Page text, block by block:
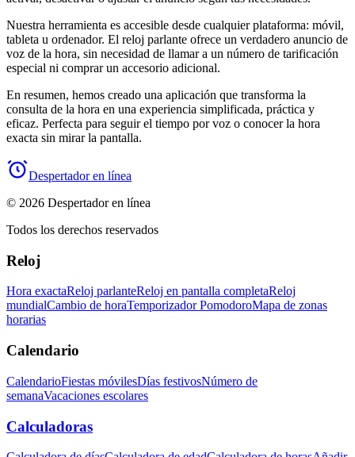
Nuestra herramienta es accesible desde cualquier plataforma: móvil,
tableta u ordenador. El reloj parlante ofrece un verdadero anuncio de
voz de la hora, sin necesidad de llamar a un número de tarificación
especial ni comprar un accesorio adicional.
En resumen, hemos creado una aplicación que transforma la
consulta de la hora en una experiencia simplificada, práctica y
eficaz. Perfecta para seguir el tiempo por voz o conocer la hora
exacta sin mirar la pantalla.
Despertador en línea
© 2026 Despertador en línea
Todos los derechos reservados
Reloj
Hora exactaReloj parlanteReloj en pantalla completaReloj
mundialCambio de horaTemporizador PomodoroMapa de zonas
horarias
Calendario
CalendarioFiestas móvilesDías festivosNúmero de
semanaVacaciones escolares
Calculadoras